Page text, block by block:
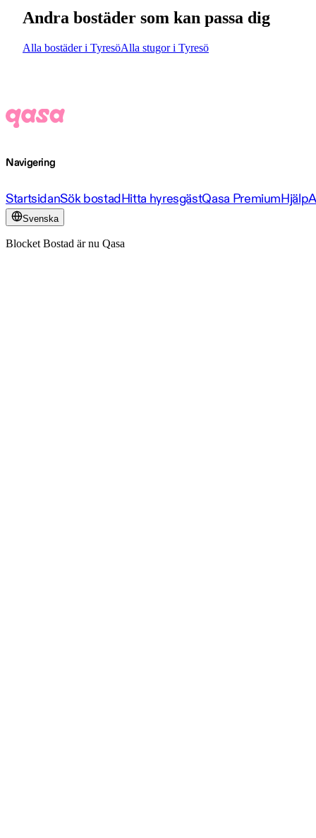
Andra bostäder som kan passa dig
Alla bostäder i TyresöAlla stugor i Tyresö
Navigering
StartsidanSök bostadHitta hyresgästQasa PremiumHjälp
Svenska
Blocket Bostad är nu Qasa